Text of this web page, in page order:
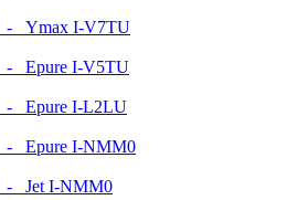
- Ymax I-V7TU
- Epure I-V5TU
- Epure I-L2LU
Epure I-NMM0
- Jet I-NMM0